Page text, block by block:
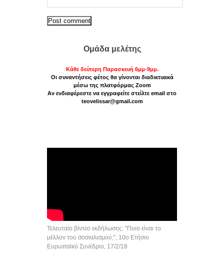
Ομάδα μελέτης
Κάθε δεύτερη Παρασκευή 6μμ-9μμ.
Οι συναντήσεις φέτος θα γίνονται διαδικτυακά
μέσω της πλατφόρμας Zoom
Αν ενδιαφέρεστε να εγγραφείτε στείλτε email στο
teovelissar@gmail.com
Τελευταίο βίντεο εκδήλωσης: "Ποιο είναι το
μέλλον του σοσιαλισμού;", 10ο Ετήσιο
Ευρωπαϊκό Συνέδριο, 17/2/18